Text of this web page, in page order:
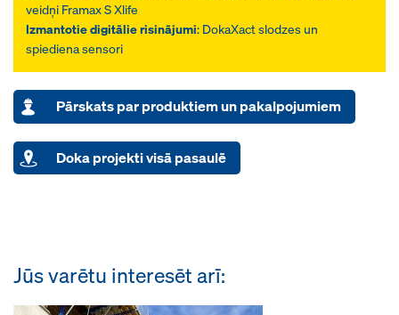
veidņi Framax S Xlife
Izmantotie digitālie risinājumi: DokaXact slodzes un
spiediena sensori
Pārskats par produktiem un pakalpojumiem
Doka projekti visā pasaulē
Jūs varētu interesēt arī: